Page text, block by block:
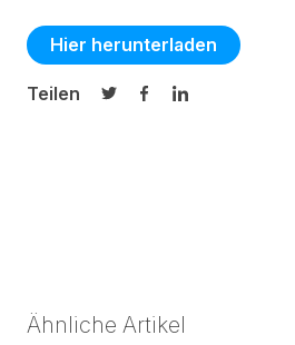
Hier herunterladen
Teilen
Auf Twitter teilen
Auf Facebook teilen
Auf LinkedIn
Ähnliche Artikel